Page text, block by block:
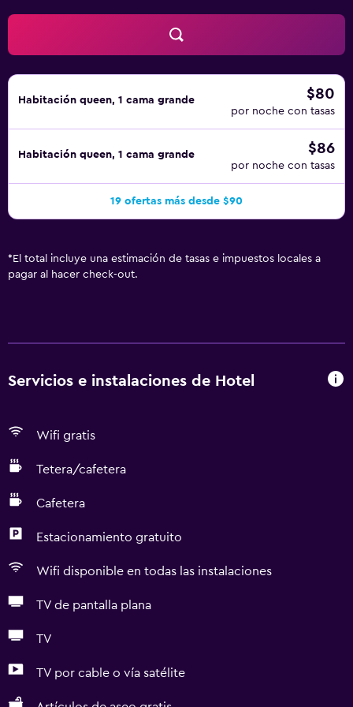
Habitación queen, 1 cama grande $80
por noche con tasas
Habitación queen, 1 cama grande $86
por noche con tasas
19 ofertas más desde $90
* El total incluye una estimación de tasas e impuestos locales a
pagar al hacer check-out.
Servicios e instalaciones de Hotel
Wifi gratis
Tetera/cafetera
Cafetera
Estacionamiento gratuito
Wifi disponible en todas las instalaciones
TV de pantalla plana
TV
TV por cable o vía satélite